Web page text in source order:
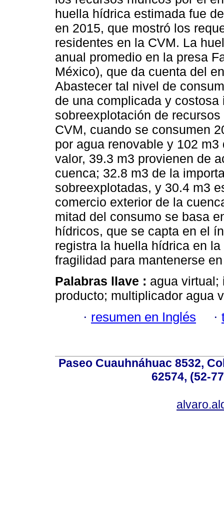
huella hídrica estimada fue
en 2015, que mostró los
residentes en la CVM. La
anual promedio en la presa
México), que da cuenta del
Abastecer tal nivel de
de una complicada y
sobreexplotación de
CVM, cuando se consumen
por agua renovable y 102
valor, 39.3 m3 provienen de
cuenca; 32.8 m3 de la
sobreexplotadas, y 30.4 m3
comercio exterior de la
mitad del consumo se basa
hídricos, que se capta en el
registra la huella hídrica en
fragilidad para mantenerse
Palabras llave : agua virtual;
producto; multiplicador agua
· resumen en Inglés ·
Paseo Cuauhnáhuac 8532,
62574, (52-